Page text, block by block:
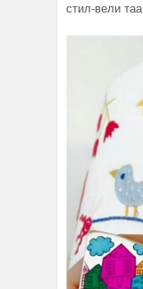
стил-вели таа.